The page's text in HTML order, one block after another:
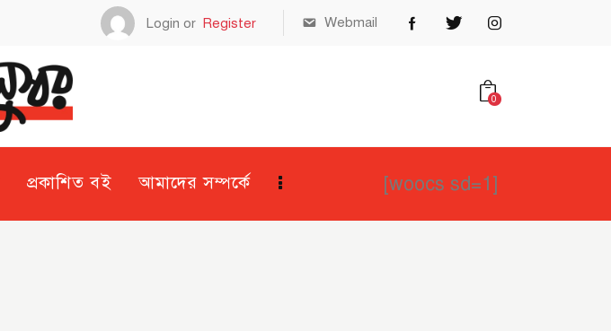
Login or Register Webmail
0
প্রকাশিত বই আমাদের সম্পর্কে [woocs sd=1]